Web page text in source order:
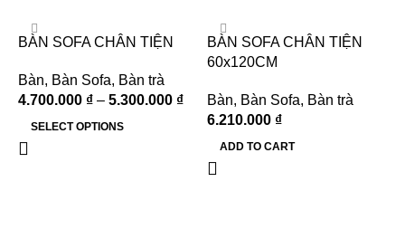
BÀN SOFA CHÂN TIỆN
Bàn, Bàn Sofa, Bàn trà
4.700.000 ₫ – 5.300.000 ₫
SELECT OPTIONS
BÀN SOFA CHÂN TIỆN
60x120CM
Bàn, Bàn Sofa, Bàn trà
6.210.000 ₫
ADD TO CART